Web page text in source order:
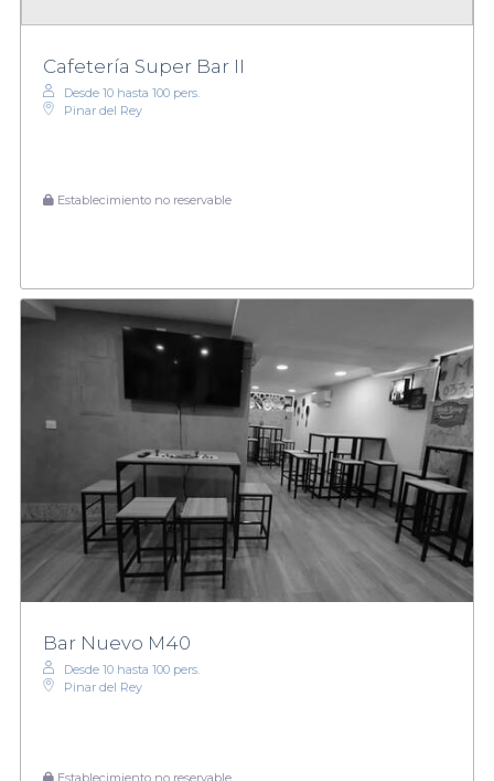
Cafetería Super Bar II
Desde 10 hasta 100 pers.
Pinar del Rey
Establecimiento no reservable
Bar Nuevo M40
Desde 10 hasta 100 pers.
Pinar del Rey
Establecimiento no reservable